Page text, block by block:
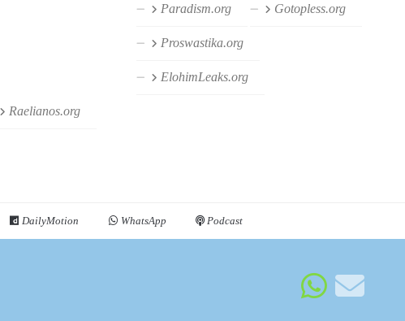
Raelianos.org
Paradism.org Gotopless.org
Proswastika.org
ElohimLeaks.org
DailyMotion WhatsApp Podcast